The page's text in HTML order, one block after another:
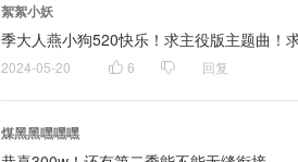
絮絮小妖
季大人燕小狗520快乐！求主役版主题曲！
2024-05-20 6 回复
煤黑黑嘿嘿嘿